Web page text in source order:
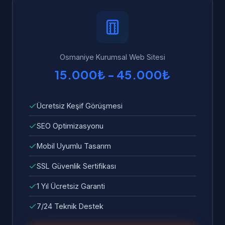
ulaşabilirsiniz. Garanti kapsamında tüm hata
ve sorunlar ücretsiz olarak giderilir.
Osmaniye Kurumsal Web Sitesi
15.000₺ - 45.000₺
Ücretsiz Keşif Görüşmesi
SEO Optimizasyonu
Mobil Uyumlu Tasarım
SSL Güvenlik Sertifikası
1 Yıl Ücretsiz Garanti
7/24 Teknik Destek